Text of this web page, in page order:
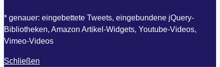
* genauer: eingebettete Tweets, eingebundene jQuery-
Bibliotheken, Amazon Artikel-Widgets, Youtube-Videos,
Vimeo-Videos
Schließen